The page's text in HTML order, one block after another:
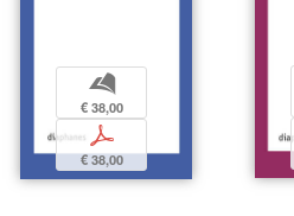
b
€ 38,00
p
€ 38,00